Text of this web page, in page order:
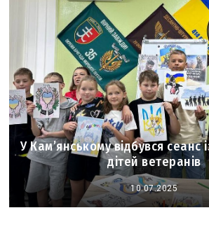
У Кам’янському відбувся сеанс
дітей ветеранів
10.07.2025